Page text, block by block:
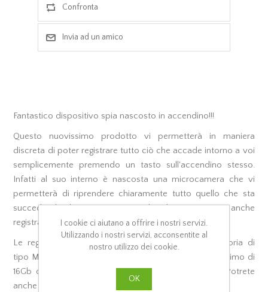
Fantastico dispositivo spia nascosto in accendino!!!
Questo nuovissimo prodotto vi permetterà in maniera
discreta di poter registrare tutto ciò che accade intorno a voi
semplicemente premendo un tasto sull'accendino stesso.
Infatti al suo interno è nascosta una microcamera che vi
permetterà di riprendere chiaramente tutto quello che sta
succedendo davanti ai vostri occhi ed in più, potrete anche
registrare l'audio!
Le registrazioni vengono salvate su schede di memoria di
tipo MicroSd (non fornita) espandibile fino ad un massimo di
16Gb con una risoluzione 1280x960 Pixels a 30FPS. Potrete
anche scattare foto con risoluzione 1280x960 Pixels.
I cookie ci aiutano a offrire i nostri servizi.
Utilizzando i nostri servizi, acconsentite al
nostro utilizzo dei cookie.
OK